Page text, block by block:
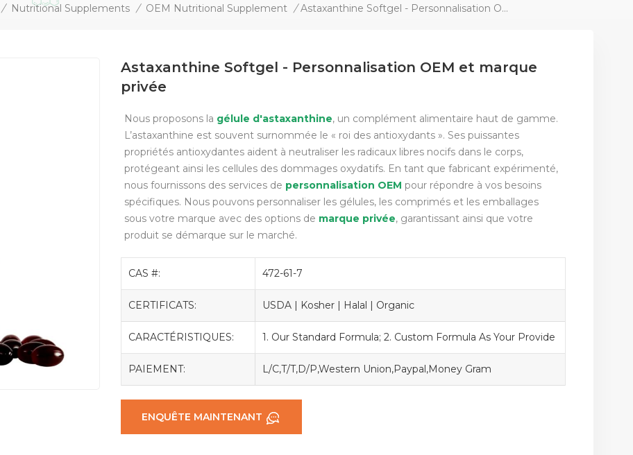
/ Nutritional Supplements / OEM Nutritional Supplement / Astaxanthine Softgel - Personnalisation OEM Et Marque Privée
Astaxanthine Softgel - Personnalisation OEM et marque
privée
Nous proposons la gélule d'astaxanthine, un complément alimentaire haut de gamme.
L’astaxanthine est souvent surnommée le « roi des antioxydants ». Ses puissantes
propriétés antioxydantes aident à neutraliser les radicaux libres nocifs dans le corps,
protégeant ainsi les cellules des dommages oxydatifs. En tant que fabricant expérimenté,
nous fournissons des services de personnalisation OEM pour répondre à vos besoins
spécifiques. Nous pouvons personnaliser les gélules, les comprimés et les emballages
sous votre marque avec des options de marque privée, garantissant ainsi que votre
produit se démarque sur le marché.
CAS #: 472-61-7
CERTIFICATS: USDA | Kosher | Halal | Organic
CARACTÉRISTIQUES: 1. Our Standard Formula; 2. Custom Formula As Your Provide
PAIEMENT: L/C,T/T,D/P,Western Union,Paypal,Money Gram
ENQUÊTE MAINTENANT